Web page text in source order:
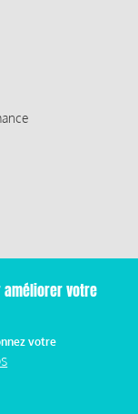
Cafffeine
et
votre
votre